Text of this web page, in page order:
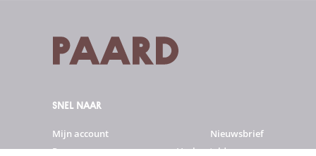
SNEL NAAR
Mijn account
Nieuwsbrief
Programma
Veelgestelde vragen